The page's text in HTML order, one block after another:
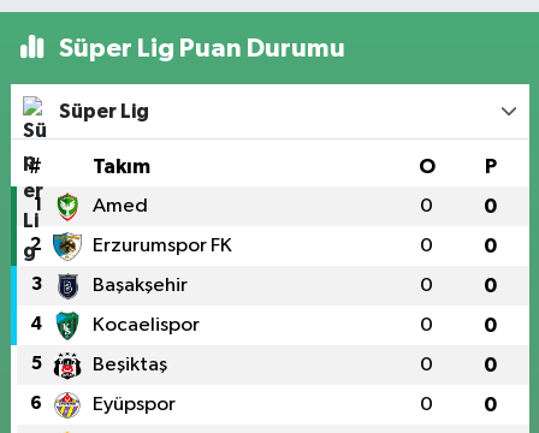
Süper Lig Puan Durumu
Süper Lig
# Takım O P
1 Amed 0 0
2 Erzurumspor FK 0 0
3 Başakşehir 0 0
4 Kocaelispor 0 0
5 Beşiktaş 0 0
6 Eyüpspor 0 0